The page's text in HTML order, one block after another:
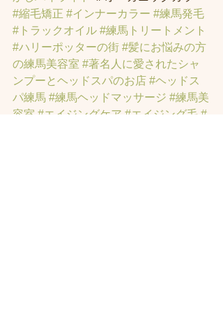
#縮毛矯正 #インナーカラー #練馬発毛
#トラックオイル #練馬トリートメント
#ハリーポッターの街 #髪にお悩みの方
の練馬美容室 #著名人に愛されたシャ
ンプーとヘッドスパのお店 #ヘッドス
パ練馬 #練馬ヘッドマッサージ #練馬美
容室 #エイジングケア #エイジング毛 #